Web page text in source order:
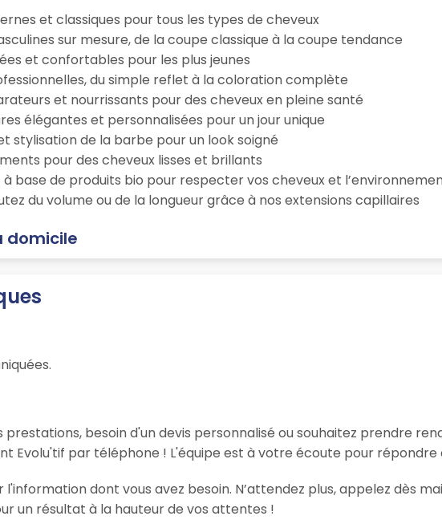
et classiques pour tous les types de cheveux
sur mesure, de la coupe classique à la coupe tendance
et confortables pour les plus jeunes
du simple reflet à la coloration complète
et nourrissants pour des cheveux en pleine santé
élégantes et personnalisées pour un jour unique
stylisation de la barbe pour un look soigné
pour des cheveux lisses et brillants
à base de produits bio pour respecter vos cheveux et
du volume ou de la longueur grâce à nos extensions capillaires
domicile
prestations, besoin d'un devis personnalisé ou souhaitez prendre
Evolu'tif par téléphone ! L'équipe est à votre écoute pour répondre
dont vous avez besoin. N’attendez plus, appelez dès
un résultat à la hauteur de vos attentes !